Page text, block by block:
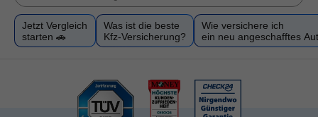
Jetzt Vergleich
starten 🚗
Was ist die beste
Kfz-Versicherung?
Wie versichere ich
ein neu angeschafftes